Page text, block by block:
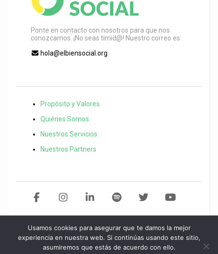
Ponte en contacto con nosotros para que nos
conozcamos. ¡No seas timid@! Nuestro correo es:
hola@elbiensocial.org
Propósito y Valores
Quiénes Somos
Nuestros Servicios
Nuestros Partners
Copyright 2021 El Bien Social. Todos los derechos reservadosDesarollo
Startidea.Política de privacidad/ Aviso legal/Política de
Usamos cookies para asegurar que te damos la mejor
experiencia en nuestra web. Si continúas usando este sitio,
asumiremos que estás de acuerdo con ello.